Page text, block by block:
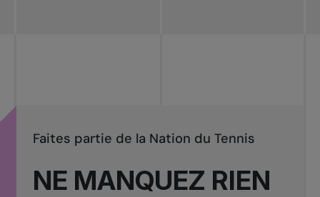
NE MANQUEZ RIEN
Faites partie de la Nation du Tennis